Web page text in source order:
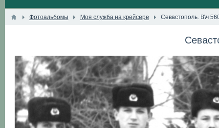
Фотоальбомы Моя служба на крейсере Севастополь. В\ч